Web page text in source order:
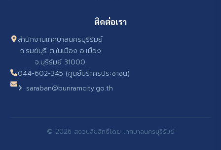
ติดต่อเรา
สำนักงานเทศบาลนครบุรีรัมย์
ถ.รมย์บุรี ต.ในเมือง อ.เมือง
จ.บุรีรัมย์ 31000
044-602-345 (ศูนย์บริการประชาชน)
saraban@buriramcity.go.th
© 2026 สงวนลิขสิทธิ์โดย เทศบาลนครบุรีรัมย์